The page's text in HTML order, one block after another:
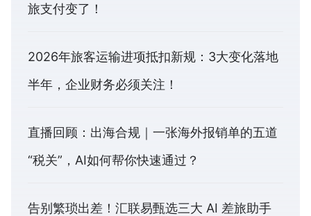
旅支付变了！
2026年旅客运输进项抵扣新规：3大变化落地
半年，企业财务必须关注！
直播回顾：出海合规｜一张海外报销单的五道
“税关”，AI如何帮你快速通过？
告别繁琐出差！汇联易甄选三大 AI 差旅助手